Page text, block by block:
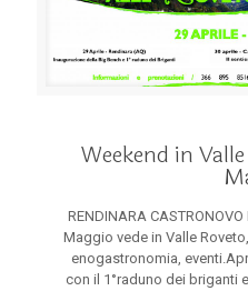
Weekend in
RENDINARA
Maggio vede in Valle
enogastronomia,
con il 1°raduno dei briganti